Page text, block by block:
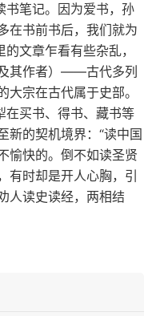
书笔记。因为爱书，孙
在书前书后，我们就为
文章乍看有些杂乱，
其作者）——古代多列
宗在古代属于史部。
在买书、得书、藏书等
新的契机境界：“读中国
愉快的。倒不如读圣贤
有时却是开人心胸，引
人读史读经，两相结